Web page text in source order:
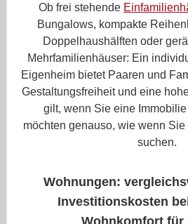
Ob frei stehende
Bungalows, kompakte
Doppelhaushälften oder
Mehrfamilienhäuser: Ein
Eigenheim bietet Paaren und
Gestaltungsfreiheit und eine
gilt, wenn Sie eine
möchten genauso, wie wenn
suchen.
Wohnungen:
Investitionskosten
Wohnkomfort für